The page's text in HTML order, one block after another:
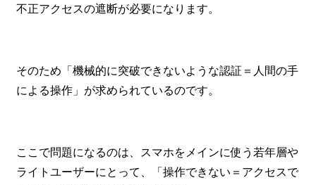
不正アクセスの遮断が必要になります。
そのため「機械的に突破できないような認証＝人間の手
による操作」が求められているのです。
ここで問題になるのは、スマホをメインに使う若年層や
ライトユーザーにとって、「操作できない＝アクセスで